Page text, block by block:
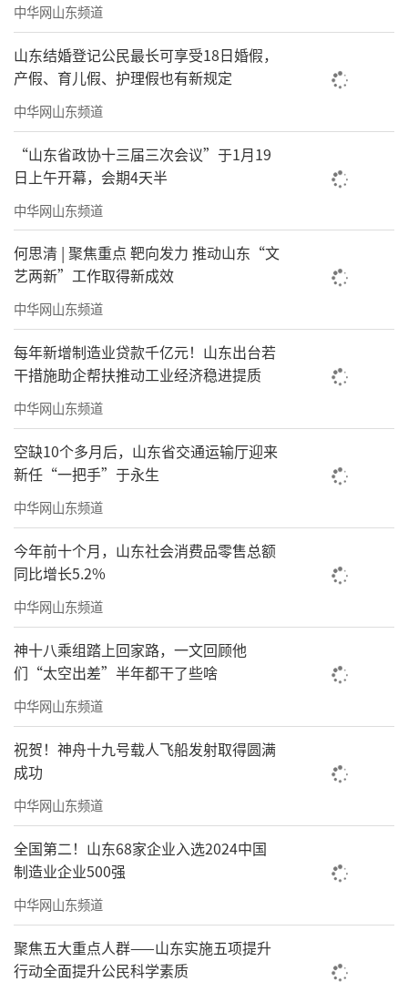
2024年1月25日，乳山市被评为“国家学前
教育普及普惠县”。全市学前教育新添“国字
号”荣誉，迈入了高质量发展的新征程。
（来源：闪电新闻·威海新闻）
责任编辑：李建龙
中华网山东频道
山东结婚登记公民最长可享受18日婚假，
产假、育儿假、护理假也有新规定
中华网山东频道
“山东省政协十三届三次会议”于1月19
日上午开幕，会期4天半
中华网山东频道
何思清 | 聚焦重点 靶向发力 推动山东“文
艺两新”工作取得新成效
中华网山东频道
每年新增制造业贷款千亿元！山东出台若
干措施助企帮扶推动工业经济稳进提质
中华网山东频道
空缺10个多月后，山东省交通运输厅迎来
新任“一把手”于永生
中华网山东频道
今年前十个月，山东社会消费品零售总额
同比增长5.2%
中华网山东频道
神十八乘组踏上回家路，一文回顾他
们“太空出差”半年都干了些啥
中华网山东频道
祝贺！神舟十九号载人飞船发射取得圆满
成功
中华网山东频道
全国第二！山东68家企业入选2024中国
制造业企业500强
中华网山东频道
聚焦五大重点人群——山东实施五项提升
行动全面提升公民科学素质